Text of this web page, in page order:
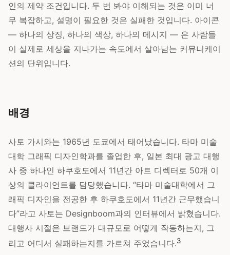
인의 제약 조건입니다. 두 번 봐야 이해되는 것은 이미 너
무 복잡하고, 설명이 필요한 것은 실패한 것입니다. 아이콘
— 하나의 상징, 하나의 색상, 하나의 메시지 — 은 사람들
이 실제로 세상을 지나가는 속도에서 살아남는 커뮤니케이
션의 단위입니다.
배경
사토 가시와는 1965년 도쿄에서 태어났습니다. 타마 미술
대학 그래픽 디자인학과를 졸업한 후, 일본 최대 광고 대행
사 중 하나인 하쿠호도에서 11년간 아트 디렉터로 50개 이
상의 클라이언트를 담당했습니다. “타마 미술대학에서 그
래픽 디자인을 전공한 후 하쿠호도에서 11년간 근무했습니
다”라고 사토는 Designboom과의 인터뷰에서 밝혔습니다.
대행사 시절은 브랜드가 대규모로 어떻게 작동하는지, 그
리고 어디서 실패하는지를 가르쳐 주었습니다.3